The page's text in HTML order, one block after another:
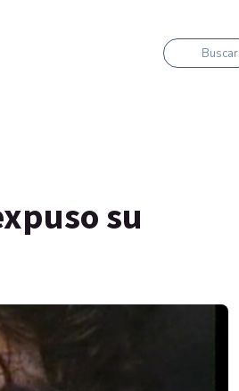
Buscar
su